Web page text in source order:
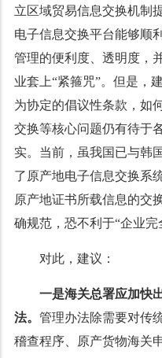
立区域贸易信息交换机制
电子信息交换平台能够顺
管理的便利度、透明度，
业套上“紧箍咒”。但是，
为协定的倡议性条款，如
交换等核心问题仍有待于
实。当前，虽我国已与韩
了原产地电子信息交换系
原产地证书所载信息的交
确规范，恐不利于“企业完
对此，建议：
一是海关总署应加快
法。 管理办法除需要对传
稽查程序、原产货物海关